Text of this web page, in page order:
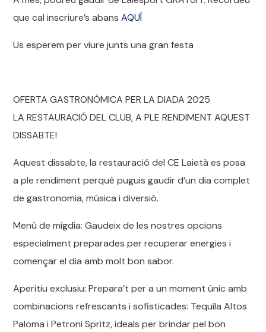
que cal inscriure’s abansAQUÍ
Us esperem per viure junts una gran festa
OFERTA GASTRONÒMICA PER LA DIADA 2025
LA RESTAURACIÓ DEL CLUB, A PLE RENDIMENT AQUEST
DISSABTE!
Aquest dissabte, la restauració del CE Laietà es posa
a ple rendiment perquè puguis gaudir d’un dia complet
de gastronomia, música i diversió.
Menú de migdia: Gaudeix de les nostres opcions
especialment preparades per recuperar energies i
començar el dia amb molt bon sabor.
Aperitiu exclusiu: Prepara’t per a un moment únic amb
combinacions refrescants i sofisticades: Tequila Altos
Paloma i Petroni Spritz, ideals per brindar pel bon